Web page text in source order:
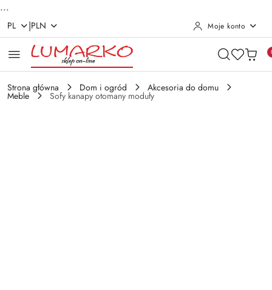
...
Przejdź do treści głównej
Przejdź do wyszukiwarki
Przejdź do moje konto
Przejdź do menu głównego
Przejdź do opisu produktu
Przejdź do stopki
PL |PLN Moje konto
Strona główna Dom i ogród Akcesoria do domu
Meble Sofy kanapy otomany moduły